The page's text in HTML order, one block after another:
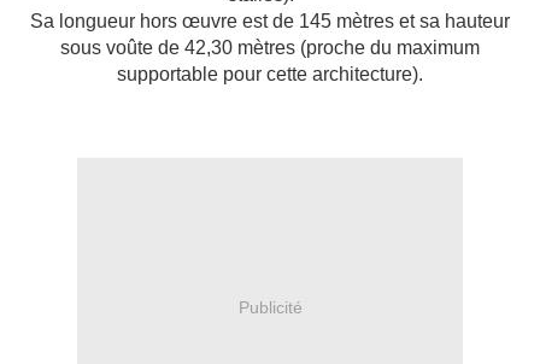
Sa longueur hors œuvre est de 145 mètres et sa hauteur
sous voûte de 42,30 mètres (proche du maximum
supportable pour cette architecture).
Publicité